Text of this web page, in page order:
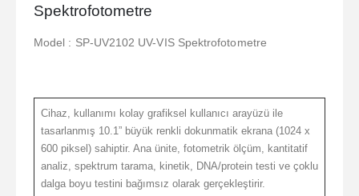
Spektrofotometre
Model : SP-UV2102 UV-VIS Spektrofotometre
Cihaz, kullanımı kolay grafiksel kullanıcı arayüzü ile
tasarlanmış 10.1” büyük renkli dokunmatik ekrana (1024 x
600 piksel) sahiptir. Ana ünite, fotometrik ölçüm, kantitatif
analiz, spektrum tarama, kinetik, DNA/protein testi ve çoklu
dalga boyu testini bağımsız olarak gerçekleştirir.